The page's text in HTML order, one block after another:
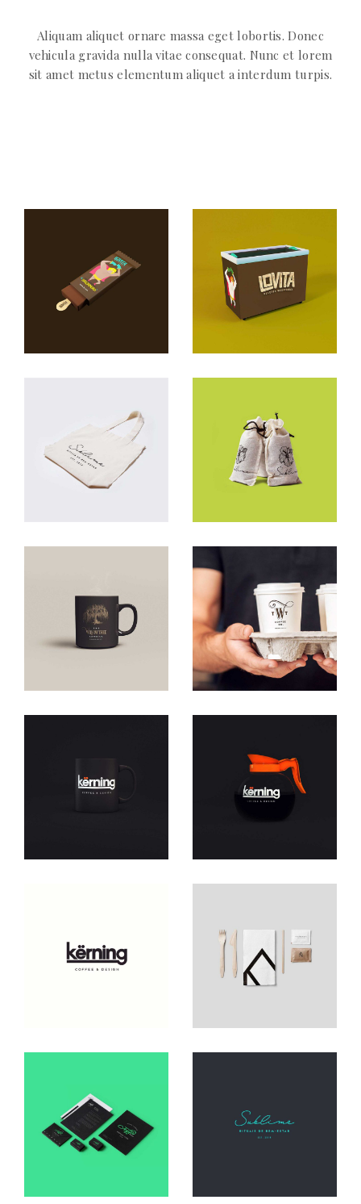
Aliquam aliquet ornare massa eget lobortis. Donec
vehicula gravida nulla vitae consequat. Nunc et lorem
sit amet metus elementum aliquet a interdum turpis.